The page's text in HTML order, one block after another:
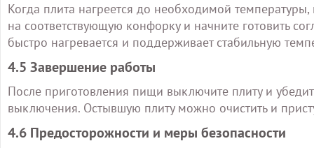
Когда плита нагреется до необходимой
на соответствующую конфорку и начните готовить
быстро нагревается и поддерживает стабильную
4.5 Завершение работы
После приготовления пищи выключите плиту и
выключения. Остывшую плиту можно очистить и
4.6 Предосторожности и меры безопасности